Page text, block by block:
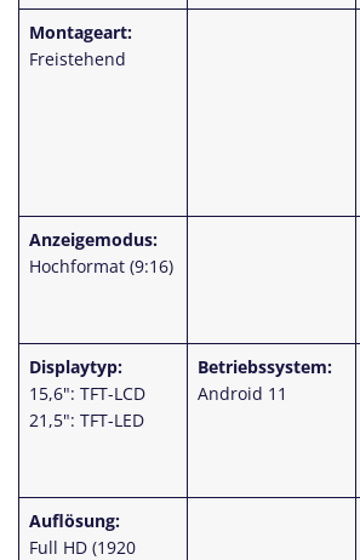
Montageart:
Freistehend
Anzeigemodus:
Hochformat (9:16)
Displaytyp:
15,6": TFT-LCD
21,5": TFT-LED
Betriebssystem:
Android 11
Auflösung:
Full HD (1920